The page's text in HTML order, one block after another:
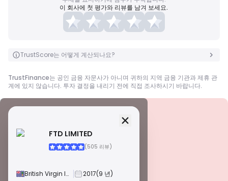
이 회사에 첫 평가와 리뷰를 남겨 보세요.
TrustScore는 어떻게 계산되나요?
TrustFinance는 공인 금융 자문사가 아니며 귀하의 지역 금융 기관과 제휴 관
계에 있지 않습니다. 투자 결정을 내리기 전에 직접 조사하시기 바랍니다.
FTD LIMITED
(505 리뷰)
British Virgin Islands 2017(9 년)
보안 정보
전 세계적으로 유명한 규제 기관에서 발급한 이 라이선스는 엄격한 규정 준수,